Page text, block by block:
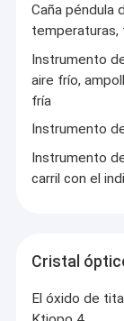
Caña péndula
temperaturas,
Instrumento
aire frío,
fría
Instrumento
Instrumento
carril con el
Cristal
El óxido de